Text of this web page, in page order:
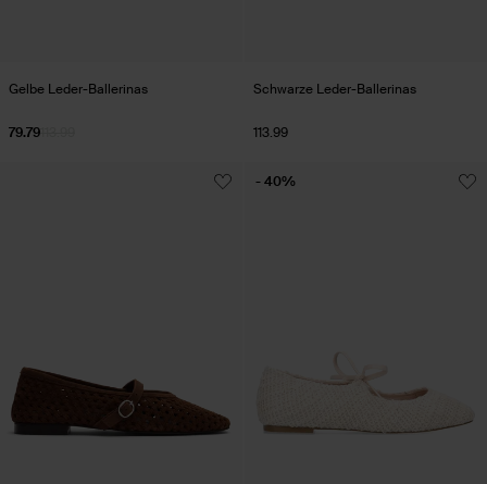
Gelbe Leder-Ballerinas
79.79
Schwarze Leder-Ballerinas
113.99
- 40%